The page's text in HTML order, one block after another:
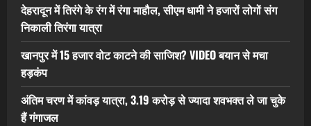
देहरादून में तिरंगे के रंग में रंगा माहौल, सीएम धामी ने हजारों लोगों संग
निकाली तिरंगा यात्रा
खानपुर में 15 हजार वोट काटने की साजिश? VIDEO बयान से मचा
हड़कंप
अंतिम चरण में कांवड़ यात्रा, 3.19 करोड़ से ज्यादा शवभक्त ले जा चुके
हैं गंगाजल